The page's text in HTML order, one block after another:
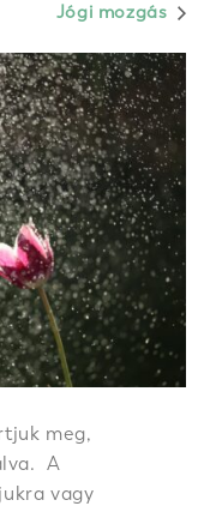
Jógi mozgás
meg,
A
vagy